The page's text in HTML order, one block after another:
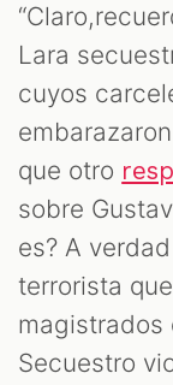
Lara
cuyos
que otro
sobre
es? A
terrorista
magistrados
Secuestro